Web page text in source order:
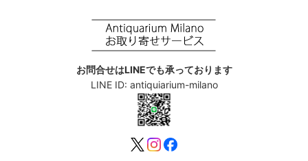
お問合せはLINEでも承っております
LINE ID: antiquiarium-milano